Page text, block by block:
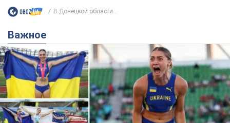
В Донецкой области...
Важное